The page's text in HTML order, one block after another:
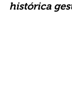
histórica